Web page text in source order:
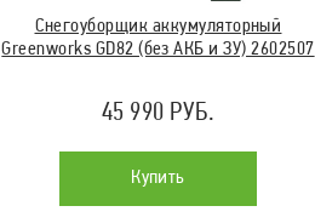
Снегоуборщик аккумуляторный
Greenworks GD82 (без АКБ и ЗУ) 2602507
45 990 РУБ.
Купить